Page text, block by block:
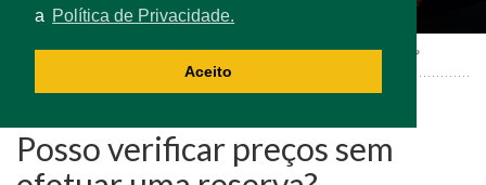
a Política de Privacidade.
Aceito
FAQ Posso verificar preços sem efetuar uma reserva?
Posso verificar preços sem